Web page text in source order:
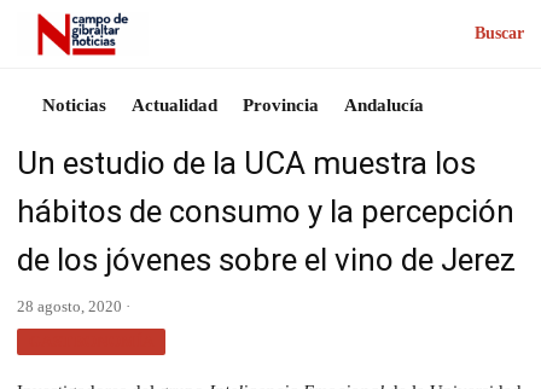
Buscar
Noticias Actualidad Provincia Andalucía
Un estudio de la UCA muestra los
hábitos de consumo y la percepción
de los jóvenes sobre el vino de Jerez
28 agosto, 2020 ·